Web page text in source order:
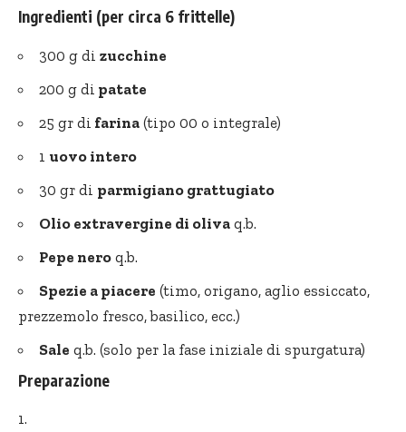
Ingredienti (per circa 6 frittelle)
300 g di zucchine
200 g di patate
25 gr di farina (tipo 00 o integrale)
1 uovo intero
30 gr di parmigiano grattugiato
Olio extravergine di oliva q.b.
Pepe nero q.b.
Spezie a piacere (timo, origano, aglio essiccato,
prezzemolo fresco, basilico, ecc.)
Sale q.b. (solo per la fase iniziale di spurgatura)
Preparazione